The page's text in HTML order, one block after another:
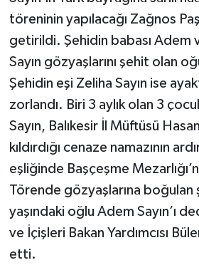
töreninin yapılacağı Zağnos
getirildi. Şehidin babası Adem
Sayın gözyaşlarını şehit olan
Şehidin eşi Zeliha Sayın ise
zorlandı. Biri 3 aylık olan 3
Sayın, Balıkesir İl Müftüsü
kıldırdığı cenaze namazının
eşliğinde Başçeşme
Törende gözyaşlarına boğulan
yaşındaki oğlu Adem Sayın’ı
ve İçişleri Bakan Yardımcısı
etti.